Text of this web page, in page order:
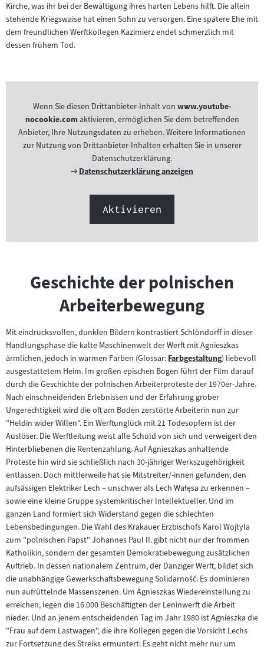
Kirche, was ihr bei der Bewältigung ihres harten Lebens hilft. Die allein
stehende Kriegswaise hat einen Sohn zu versorgen. Eine spätere Ehe mit
dem freundlichen Werftkollegen Kazimierz endet schmerzlich mit
dessen frühem Tod.
Wenn Sie diesen Drittanbieter-Inhalt von www.youtube-
nocookie.comaktivieren, ermöglichen Sie dem betreffenden
Anbieter, Ihre Nutzungsdaten zu erheben. Weitere Informationen
zur Nutzung von Drittanbieter-Inhalten erhalten Sie in unserer
Datenschutzerklärung.
Externer
Datenschutzerklärung anzeigen
Aktivieren
Geschichte der polnischen
Arbeiterbewegung
Mit eindrucksvollen, dunklen Bildern kontrastiert Schlöndorff in dieser
Handlungsphase die kalte Maschinenwelt der Werft mit Agnieszkas
ärmlichen, jedoch in warmen Farben (Glossar:Zum
Inhalt:
Farbgestaltung) liebevoll
ausgestattetem Heim. Im großen epischen Bogen führt der Film darauf
durch die Geschichte der polnischen Arbeiterproteste der 1970er-Jahre.
Nach einschneidenden Erlebnissen und der Erfahrung grober
Ungerechtigkeit wird die oft am Boden zerstörte Arbeiterin nun zur
"Heldin wider Willen". Ein Werftunglück mit 21 Todesopfern ist der
Auslöser. Die Werftleitung weist alle Schuld von sich und verweigert den
Hinterbliebenen die Rentenzahlung. Auf Agnieszkas anhaltende
Proteste hin wird sie schließlich nach 30-jähriger Werkszugehörigkeit
entlassen. Doch mittlerweile hat sie Mitstreiter/-innen gefunden, den
aufsässigen Elektriker Lech – unschwer als Lech Wałęsa zu erkennen –
sowie eine kleine Gruppe systemkritischer Intellektueller. Und im
ganzen Land formiert sich Widerstand gegen die schlechten
Lebensbedingungen. Die Wahl des Krakauer Erzbischofs Karol Wojtyla
zum "polnischen Papst" Johannes Paul II. gibt nicht nur der frommen
Katholikin, sondern der gesamten Demokratiebewegung zusätzlichen
Auftrieb. In dessen nationalem Zentrum, der Danziger Werft, bildet sich
die unabhängige Gewerkschaftsbewegung Solidarność. Es dominieren
nun aufrüttelnde Massenszenen. Um Agnieszkas Wiedereinstellung zu
erreichen, legen die 16.000 Beschäftigten der Leninwerft die Arbeit
nieder. Und an jenem entscheidenden Tag im Jahr 1980 ist Agnieszka die
"Frau auf dem Lastwagen", die ihre Kollegen gegen die Vorsicht Lechs
zur Fortsetzung des Streiks ermuntert: Es geht nicht mehr nur um